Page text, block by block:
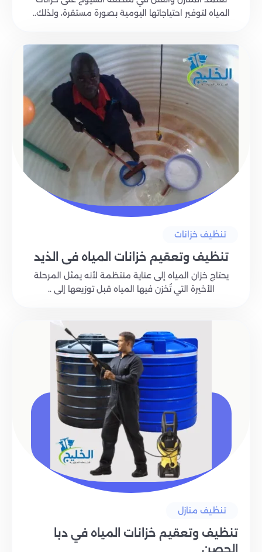
المياه لتوفير احتياجاتها اليومية بصورة مستقرة، ولذلك..
تنظيف خزانات
تنظيف وتعقيم خزانات المياه في الذيد
يحتاج خزان المياه إلى عناية منتظمة لأنه يمثل المرحلة
الأخيرة التي تُخزن فيها المياه قبل توزيعها إلى ..
تنظيف منازل
تنظيف وتعقيم خزانات المياه في دبا
الحصن